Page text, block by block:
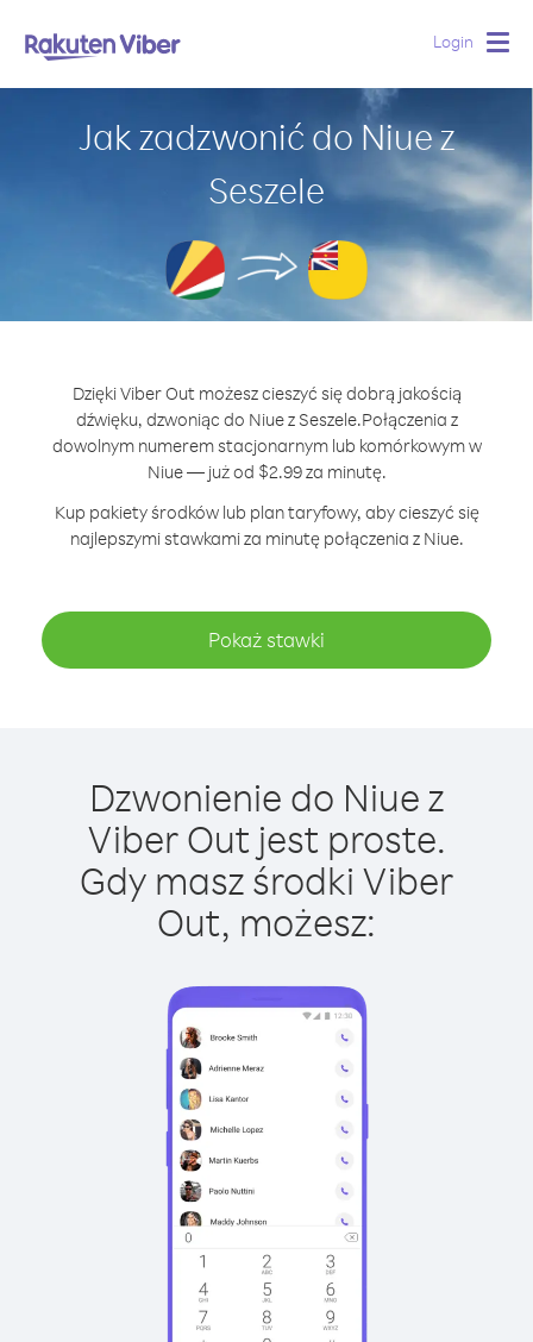
Login
Jak zadzwonić do Niue z
Seszele
Dzięki Viber Out możesz cieszyć się dobrą jakością
dźwięku, dzwoniąc do Niue z Seszele.Połączenia z
dowolnym numerem stacjonarnym lub komórkowym w
Niue — już od $2.99 za minutę.
Kup pakiety środków lub plan taryfowy, aby cieszyć się
najlepszymi stawkami za minutę połączenia z Niue.
Pokaż stawki
Dzwonienie do Niue z
Viber Out jest proste.
Gdy masz środki Viber
Out, możesz: